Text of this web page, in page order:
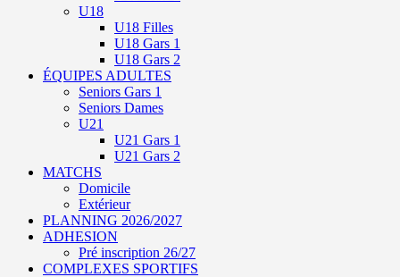
U18
U18 Filles
U18 Gars 1
U18 Gars 2
ÉQUIPES ADULTES
Seniors Gars 1
Seniors Dames
U21
U21 Gars 1
U21 Gars 2
MATCHS
Domicile
Extérieur
PLANNING 2026/2027
ADHESION
Pré inscription 26/27
COMPLEXES SPORTIFS